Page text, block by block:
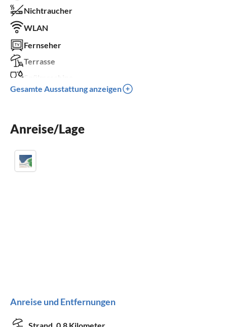
Nichtraucher
WLAN
Fernseher
Terrasse
Balkon
Gesamte Ausstattung anzeigen
Anreise/Lage
Anreise und Entfernungen
Strand 0.8 Kilometer